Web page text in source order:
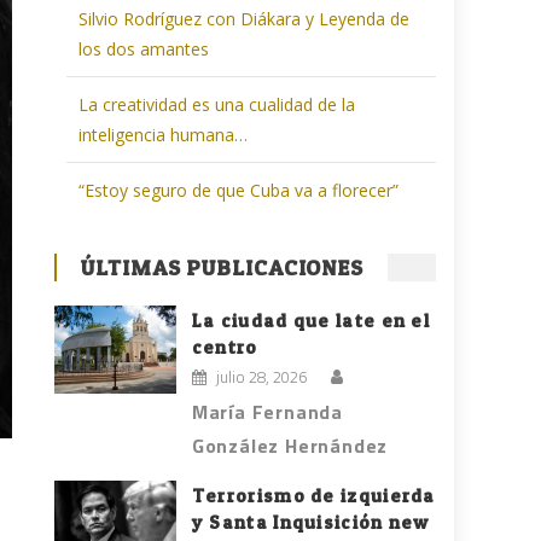
Silvio Rodríguez con Diákara y Leyenda de
los dos amantes
La creatividad es una cualidad de la
inteligencia humana…
“Estoy seguro de que Cuba va a florecer”
ÚLTIMAS PUBLICACIONES
La ciudad que late en el
centro
julio 28, 2026
María Fernanda
González Hernández
Terrorismo de izquierda
y Santa Inquisición new